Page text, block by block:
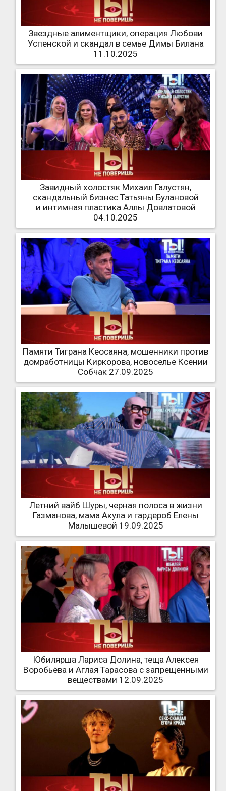
Звездные алиментщики, операция Любови
Успенской и скандал в семье Димы Билана
11.10.2025
Завидный холостяк Михаил Галустян,
скандальный бизнес Татьяны Булановой
и интимная пластика Аллы Довлатовой
04.10.2025
Памяти Тиграна Кеосаяна, мошенники против
домработницы Киркорова, новоселье Ксении
Собчак 27.09.2025
Летний вайб Шуры, черная полоса в жизни
Газманова, мама Акула и гардероб Елены
Малышевой 19.09.2025
Юбилярша Лариса Долина, теща Алексея
Воробьёва и Аглая Тарасова с запрещенными
веществами 12.09.2025